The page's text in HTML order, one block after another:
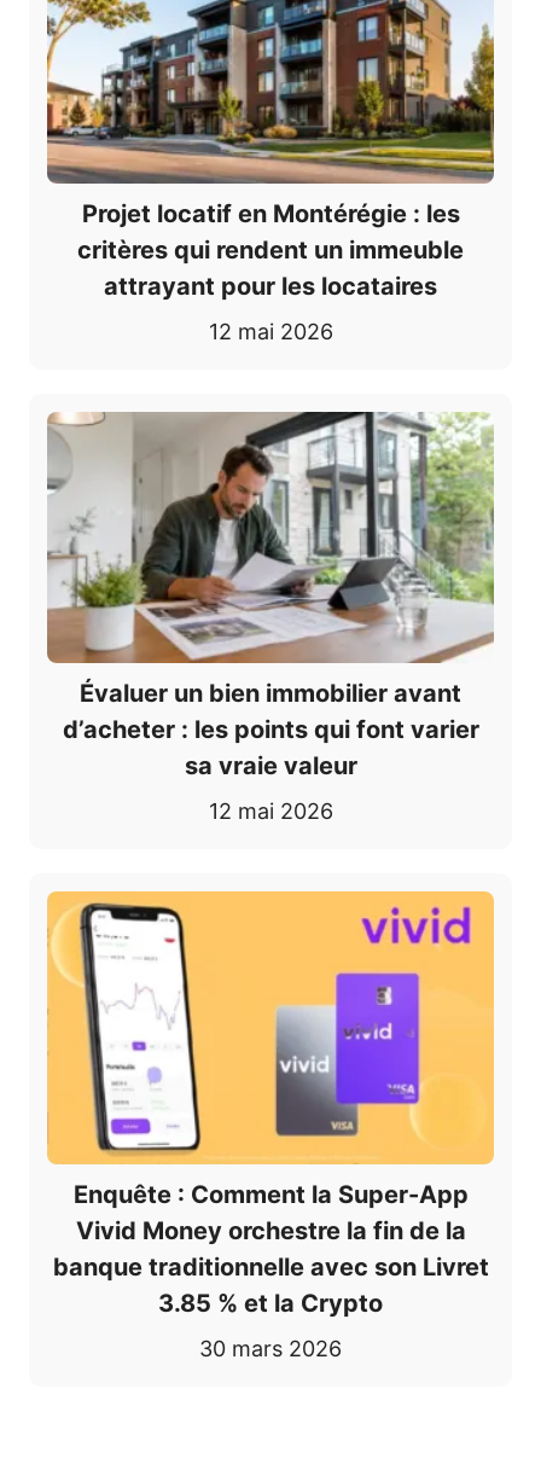
Projet locatif en Montérégie : les
critères qui rendent un immeuble
attrayant pour les locataires
12 mai 2026
Évaluer un bien immobilier avant
d’acheter : les points qui font varier
sa vraie valeur
12 mai 2026
Enquête : Comment la Super-App
Vivid Money orchestre la fin de la
banque traditionnelle avec son Livret
3.85 % et la Crypto
30 mars 2026